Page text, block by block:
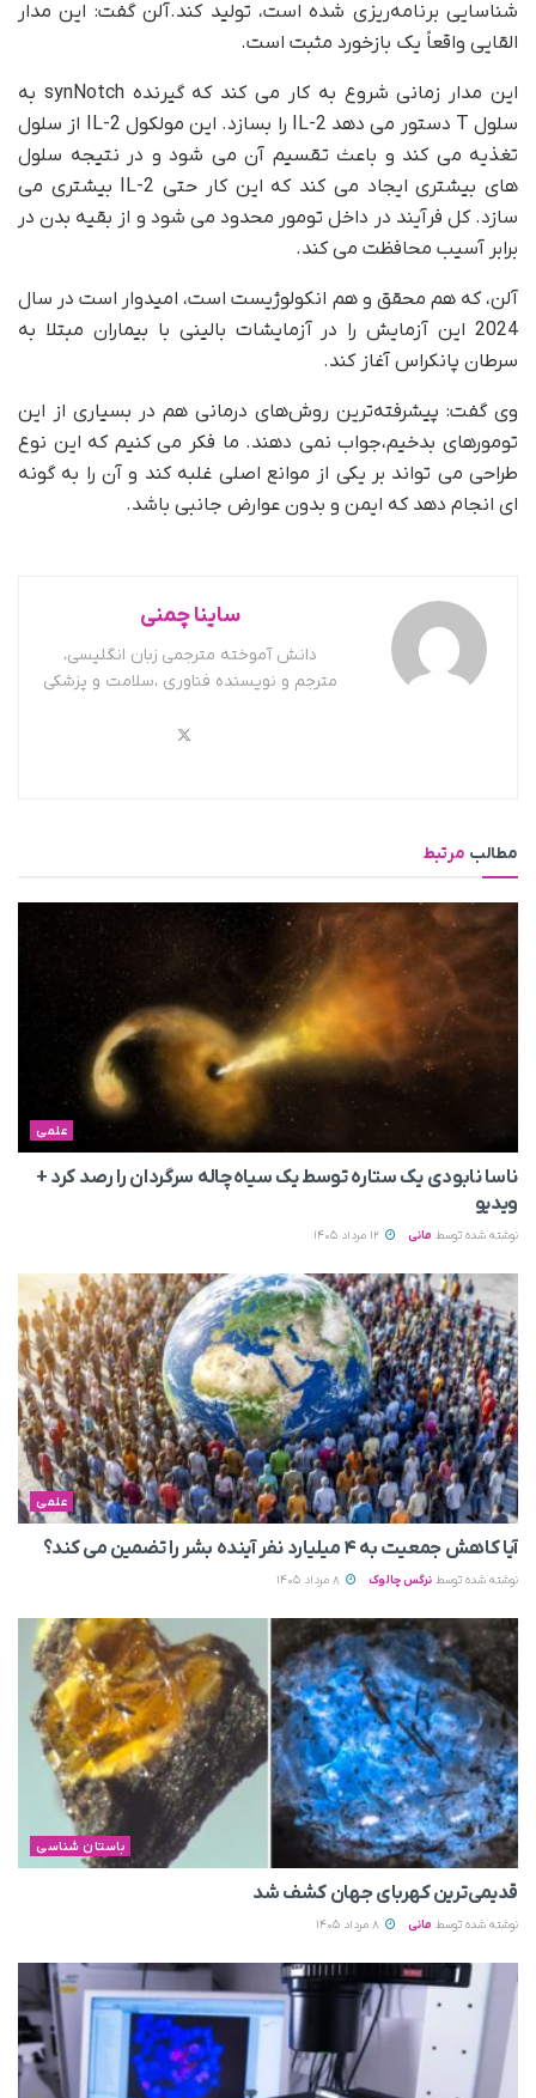
شناسایی برنامه‌ریزی شده است، تولید کند.آلن گفت: این مدار
القایی واقعاً یک بازخورد مثبت است.
این مدار زمانی شروع به کار می کند که گیرنده synNotch به
سلول T دستور می دهد IL-2 را بسازد. این مولکول IL-2 از سلول
تغذیه می کند و باعث تقسیم آن می شود و در نتیجه سلول
های بیشتری ایجاد می کند که این کار حتی IL-2 بیشتری می
سازد. کل فرآیند در داخل تومور محدود می شود و از بقیه بدن در
برابر آسیب محافظت می کند.
آلن، که هم محقق و هم انکولوژیست است، امیدوار است در سال
2024 این آزمایش را در آزمایشات بالینی با بیماران مبتلا به
سرطان پانکراس آغاز کند.
وی گفت: پیشرفته‌ترین روش‌های درمانی هم در بسیاری از این
تومورهای بدخیم،جواب نمی دهند. ما فکر می کنیم که این نوع
طراحی می تواند بر یکی از موانع اصلی غلبه کند و آن را به گونه
ای انجام دهد که ایمن و بدون عوارض جانبی باشد.
ساینا چمنی
دانش آموخته مترجمی زبان انگلیسی،
مترجم و نویسنده فناوری ،سلامت و پزشکی
مطالب مرتبط
علمی
ناسا نابودی یک ستاره توسط یک سیاه‌چاله سرگردان را رصد کرد +
ویدیو
نوشته شده توسط مانی
علمی
آیا کاهش جمعیت به ۴ میلیارد نفر آینده بشر را تضمین می‌ کند؟
نوشته شده توسط نرگس چالوک
باستان شناسی
قدیمی‌ترین کهربای جهان کشف شد
نوشته شده توسط مانی